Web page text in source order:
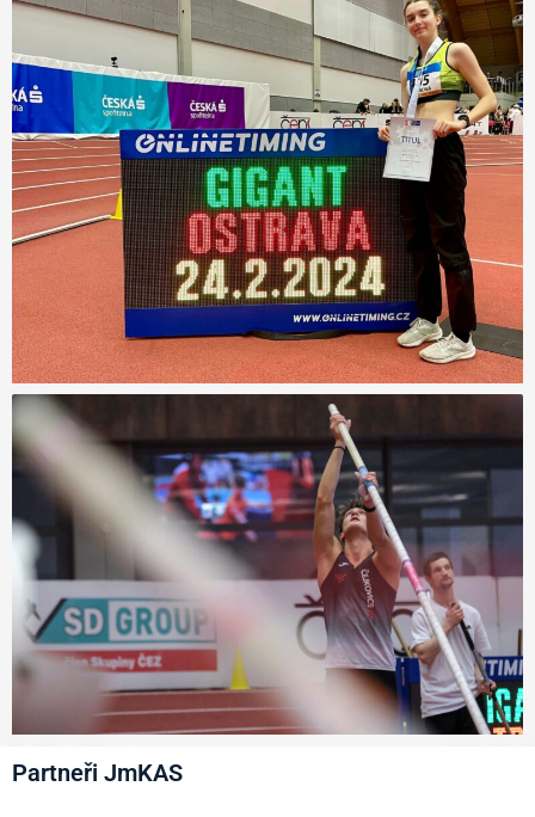
Partneři JmKAS